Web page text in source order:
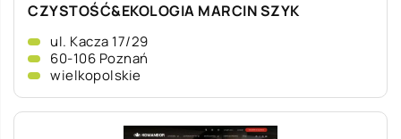
CZYSTOŚĆ&EKOLOGIA MARCIN SZYK
ul. Kacza 17/29
60-106 Poznań
wielkopolskie